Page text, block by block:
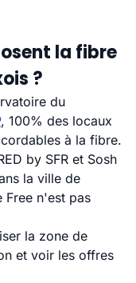
la fibre
?
du
, 100% des locaux
à la fibre.
by SFR et Sosh
la ville de
Free n'est pas
la zone de
et voir les offres